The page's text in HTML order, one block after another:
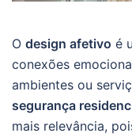
O design afetivo é
conexões
ambientes ou
segurança
mais relevância,